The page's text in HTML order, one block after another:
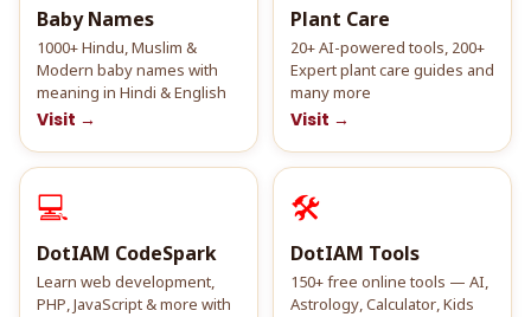
Baby Names
1000+ Hindu, Muslim &
Modern baby names with
meaning in Hindi & English
Visit →
Plant Care
20+ AI-powered tools, 200+
Expert plant care guides and
many more
Visit →
💻
DotIAM CodeSpark
Learn web development,
PHP, JavaScript & more with
🛠️
DotIAM Tools
150+ free online tools — AI,
Astrology, Calculator, Kids